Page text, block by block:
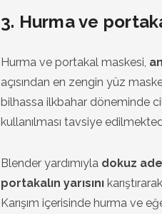
3. Hurma ve
Hurma ve portakal maskesi,
açısından en zengin yüz
bilhassa ilkbahar döneminde
kullanılması tavsiye
Blender yardımıyla dokuz
portakalın yarısını
Karışım içerisinde hurma ve